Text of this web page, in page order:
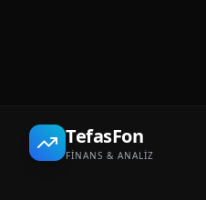
TefasFon
FİNANS & ANALİZ